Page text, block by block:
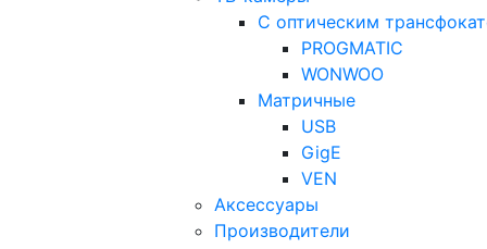
С оптическим
PROGMATIC
WONWOO
Матричные
USB
GigE
VEN
Аксессуары
Производители